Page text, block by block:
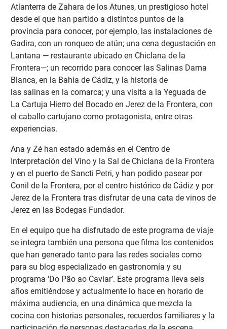
Atlanterra de Zahara de los Atunes, un prestigioso hotel
desde el que han partido a distintos puntos de la
provincia para conocer, por ejemplo, las instalaciones de
Gadira, con un ronqueo de atún; una cena degustación en
Lantana — restaurante ubicado en Chiclana de la
Frontera—; un recorrido para conocer las Salinas Dama
Blanca, en la Bahía de Cádiz, y la historia de
las salinas en la comarca; y una visita a la Yeguada de
La Cartuja Hierro del Bocado en Jerez de la Frontera, con
el caballo cartujano como protagonista, entre otras
experiencias.
Ana y Zé han estado además en el Centro de
Interpretación del Vino y la Sal de Chiclana de la Frontera
y en el puerto de Sancti Petri, y han podido pasear por
Conil de la Frontera, por el centro histórico de Cádiz y por
Jerez de la Frontera tras disfrutar de una cata de vinos de
Jerez en las Bodegas Fundador.
En el equipo que ha disfrutado de este programa de viaje
se integra también una persona que filma los contenidos
que han generado tanto para las redes sociales como
para su blog especializado en gastronomía y su
programa ‘Do Pão ao Caviar’. Este programa lleva seis
años emitiéndose y actualmente lo hace en horario de
máxima audiencia, en una dinámica que mezcla la
cocina con historias personales, recuerdos familiares y la